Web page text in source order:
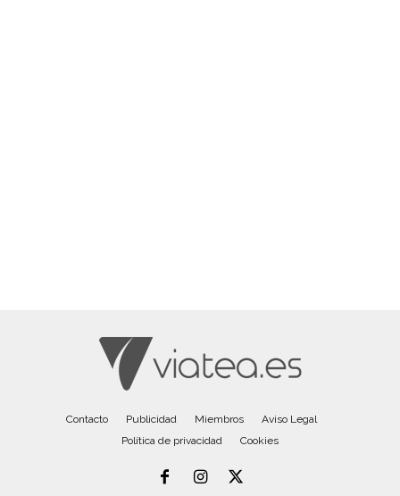
Contacto Publicidad Miembros
Aviso Legal
Política de privacidad
Cookies